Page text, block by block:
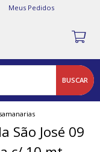
Meus Pedidos
BUSCAR
São José 09